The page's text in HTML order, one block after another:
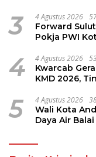
3 4 Agustus 2026
Forward
Pokja PWI
4 4 Agustus 2026
Kwarcab
KMD 2026,
5 4 Agustus 2026
Wali Kota
Daya Air